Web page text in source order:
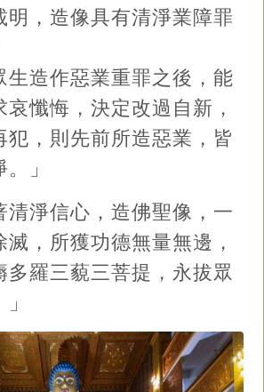
，造像具有清淨業障罪
造作惡業重罪之後，能
懺悔，決定改過自新，
犯，則先前所造惡業，皆
」
淨信心，造佛聖像，一
，所獲功德無量無邊，
多羅三藐三菩提，永拔眾